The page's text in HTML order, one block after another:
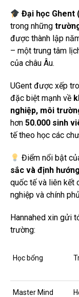
Đại học Ghent
trong những
được thành lập
– một trung tâm
của châu Âu.
UGent được xếp
đặc biệt mạnh về
nghiệp, môi
hơn 50.000 sinh
tế theo học các
Điểm nổi bật
sắc và định
quốc tế và liên kết
nghiệp và chính
Hannahed xin gửi
trường:
Học bổng
Master Mind